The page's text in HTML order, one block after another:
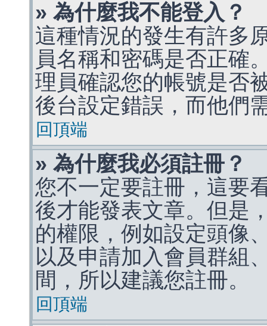
» 為什麼我不能登入？
這種情況的發生有許多
員名稱和密碼是否正確
理員確認您的帳號是否
後台設定錯誤，而他們
回頂端
» 為什麼我必須註冊？
您不一定要註冊，這要
後才能發表文章。但是
的權限，例如設定頭像
以及申請加入會員群組
間，所以建議您註冊。
回頂端